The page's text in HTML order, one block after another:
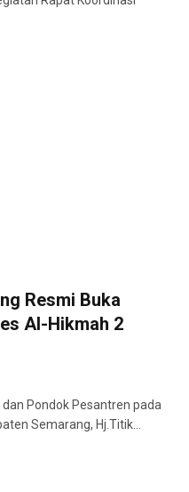
Resmi Buka
Al-Hikmah 2
Pondok Pesantren pada
Semarang, Hj.Titik…